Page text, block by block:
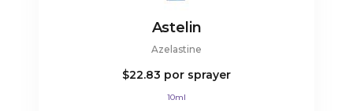
Astelin
Azelastine
$22.83 por sprayer
10ml